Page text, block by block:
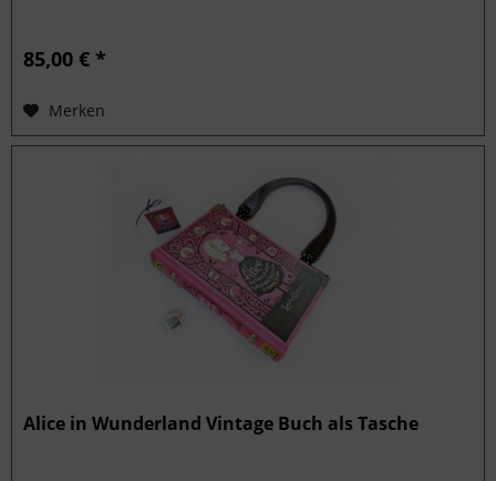
85,00 € *
Merken
Alice in Wunderland Vintage Buch als Tasche